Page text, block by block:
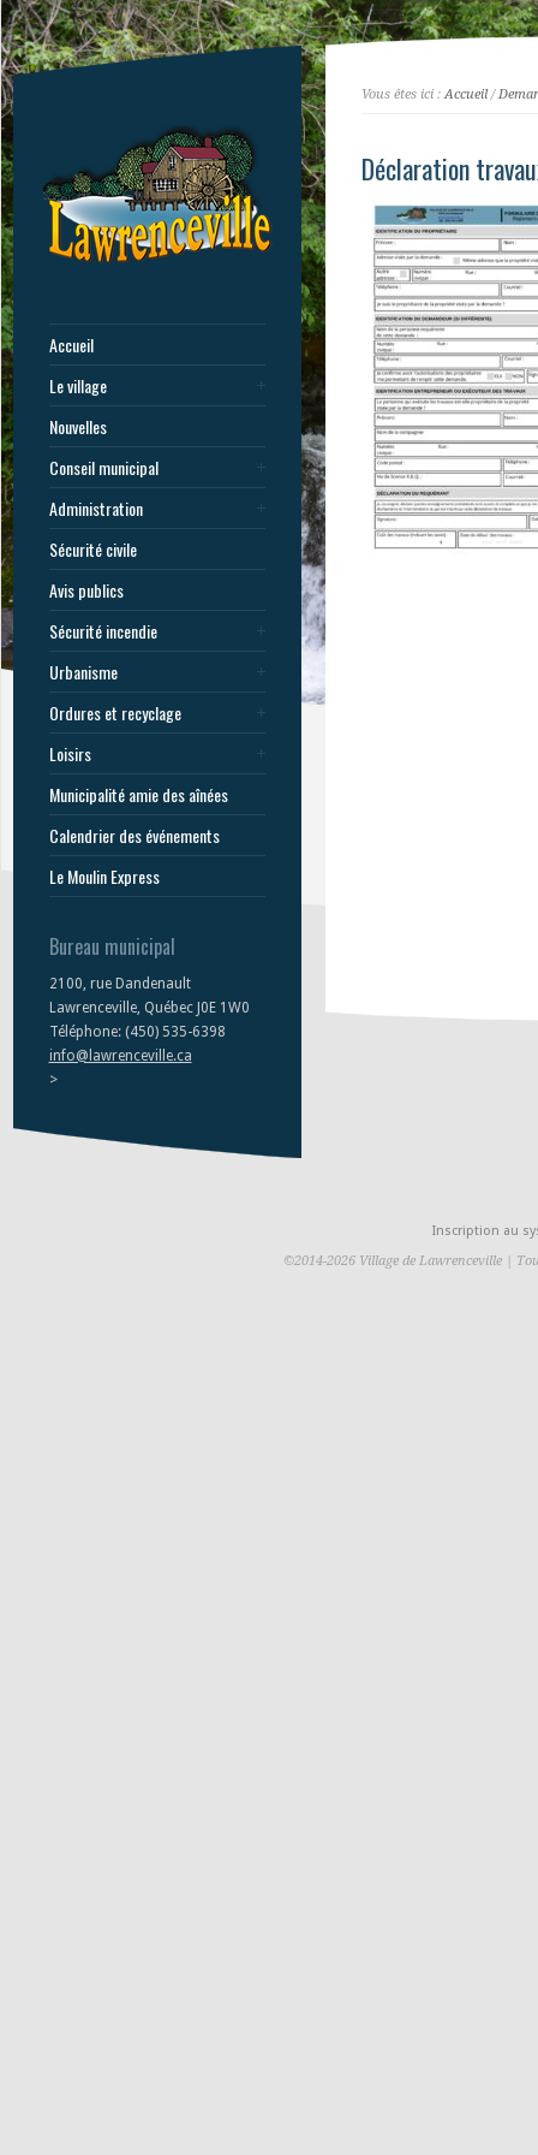
Accueil
Le village
Nouvelles
Conseil municipal
Administration
Sécurité civile
Avis publics
Sécurité incendie
Urbanisme
Ordures et recyclage
Loisirs
Municipalité amie des aînées
Calendrier des événements
Le Moulin Express
Bureau municipal
2100, rue Dandenault
Lawrenceville, Québec J0E 1W0
Téléphone: (450) 535-6398
info@lawrenceville.ca
>
Vous êtes ici :Accueil/
Déclaration
Inscription au
©2014-2026 Village de Lawrenceville |